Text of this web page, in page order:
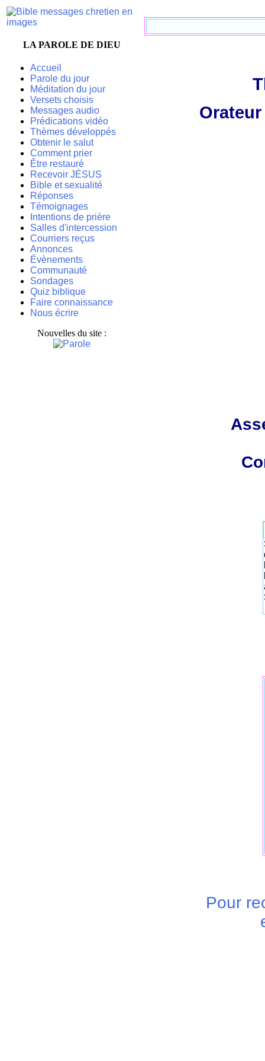
LA PAROLE DE DIEU
Accueil
Parole du jour
Méditation du jour
Versets choisis
Messages audio
Prédications vidéo
Thèmes développés
Obtenir le salut
Comment prier
Être restauré
Recevoir JÉSUS
Bible et sexualité
Réponses
Témoignages
Intentions de prière
Salles d'intercession
Courriers reçus
Annonces
Évènements
Communauté
Sondages
Quiz biblique
Faire connaissance
Nous écrire
Nouvelles du site :
Pour